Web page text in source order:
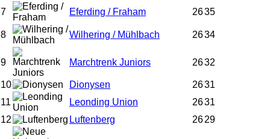
7 Eferding / Fraham 2635
8 Wilhering / Mühlbach 2634
9 Marchtrenk Juniors 2632
10 Dionysen 2631
11
Leonding Union 2631
12
Luftenberg 2629